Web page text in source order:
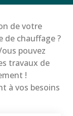
de votre
de chauffage ?
pouvez
travaux de
!
à vos besoins